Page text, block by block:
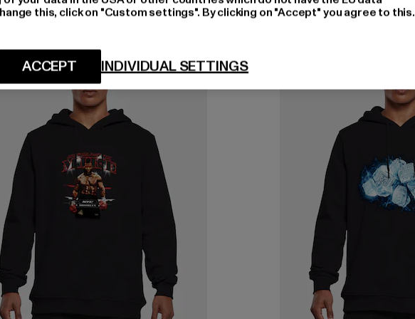
this, click on "Custom settings". By clicking on "Accept" you agree to this.
INDIVIDUAL SETTINGS
ACCEPT